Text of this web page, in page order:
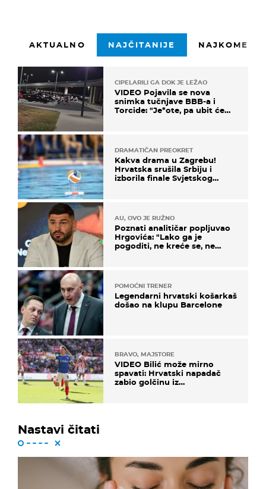
AKTUALNO NAJČITANIJE
CIPELARILI GA DOK JE LEŽAO
VIDEO Pojavila se nova
snimka tučnjave BBB-a i
Torcide: "Je*ote, pa ubit će
DRAMATIČAN PREOKRET
Kakva drama u Zagrebu!
Hrvatska srušila Srbiju i
izborila finale Svjetskog
AU, OVO JE RUŽNO
Poznati analitičar popljuvao
Hrgovića: "Lako ga je
pogoditi, ne kreće se, ne
POMOĆNI TRENER
Legendarni hrvatski košarkaš
došao na klupu Barcelone
BRAVO, MAJSTORE
VIDEO Bilić može mirno
spavati: Hrvatski napadač
zabio golčinu iz
Nastavi čitati